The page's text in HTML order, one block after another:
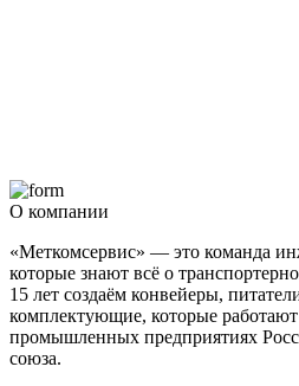
О компании
«Меткомсервис» — это команда
которые знают всё о
15 лет создаём конвейеры,
комплектующие, которые
промышленных предприятиях
союза.